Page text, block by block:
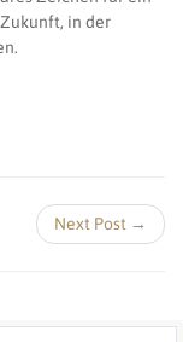
in der
Next Post →